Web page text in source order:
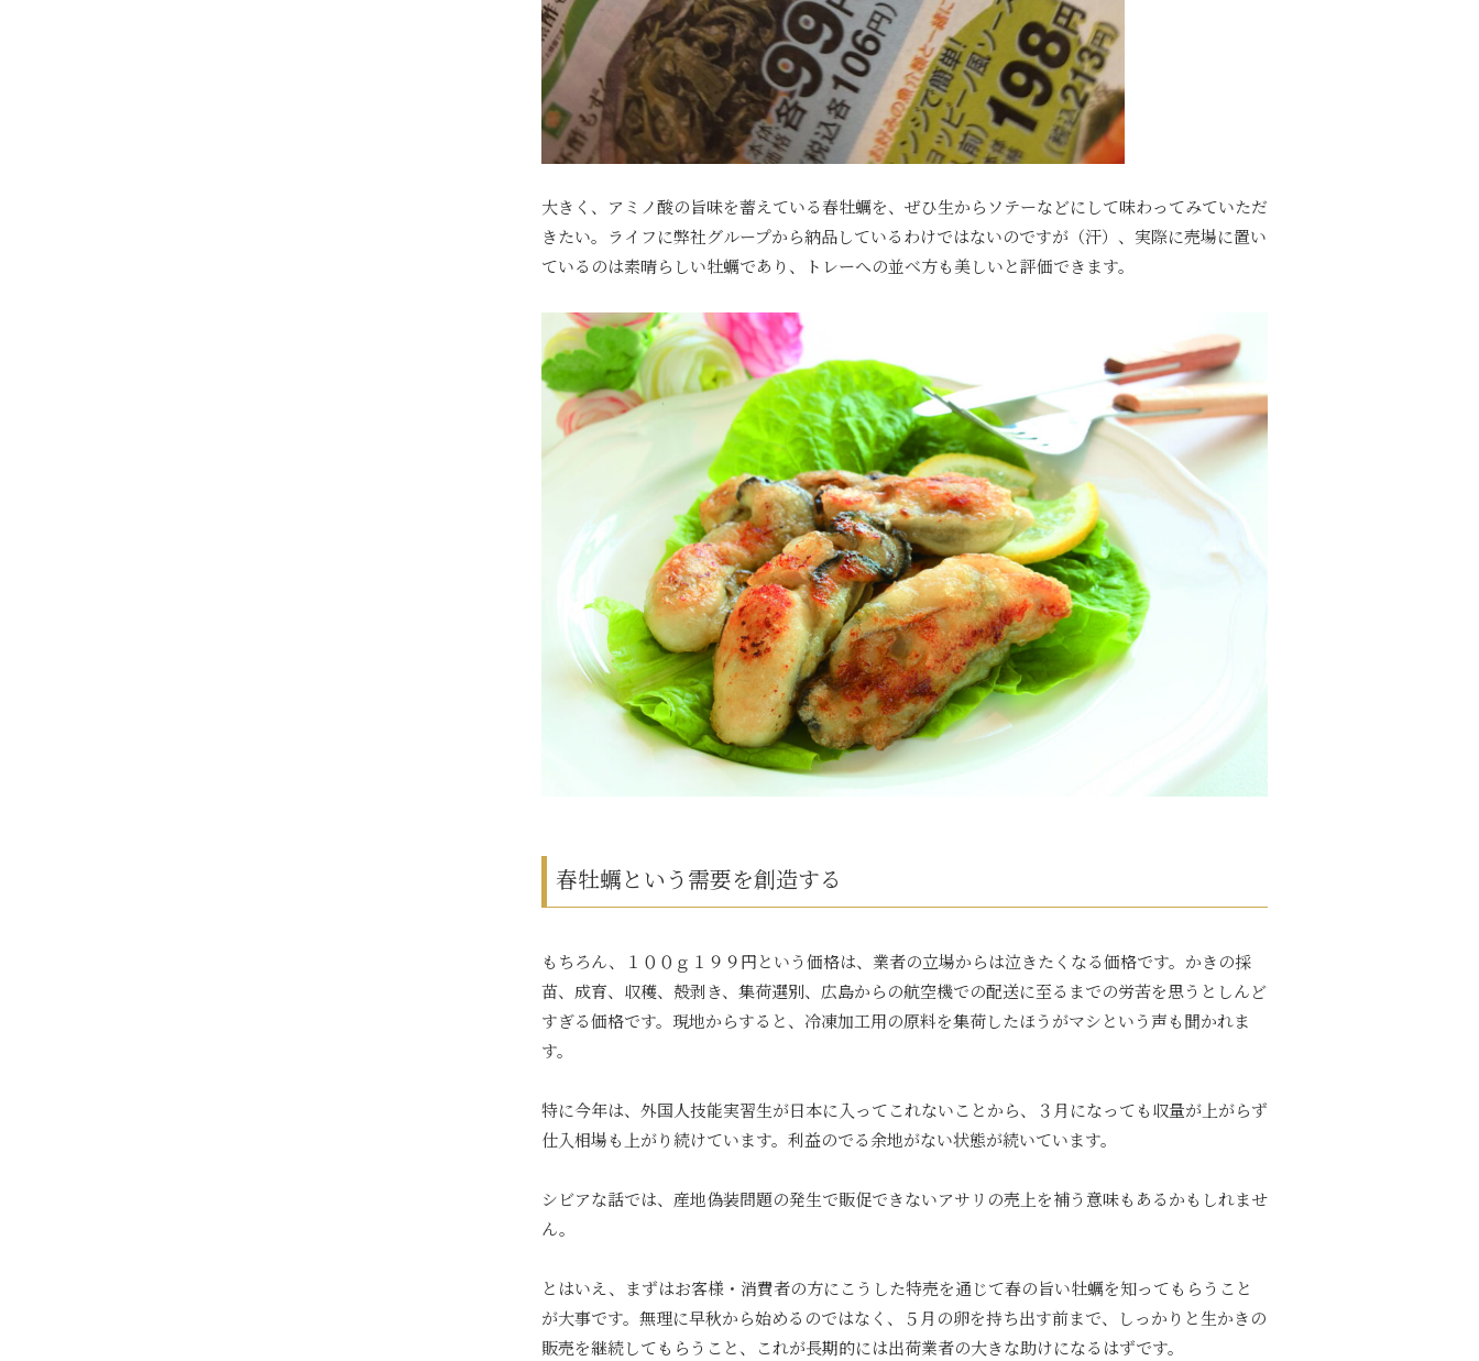
大きく、アミノ酸の旨味を蓄えている春牡蠣を、ぜひ生からソテーなどにして味わってみていただ
きたい。ライフに弊社グループから納品しているわけではないのですが（汗）、実際に売場に置い
ているのは素晴らしい牡蠣であり、トレーへの並べ方も美しいと評価できます。
春牡蠣という需要を創造する
もちろん、１００ｇ１９９円という価格は、業者の立場からは泣きたくなる価格です。かきの採
苗、成育、収穫、殻剥き、集荷選別、広島からの航空機での配送に至るまでの労苦を思うとしんど
すぎる価格です。現地からすると、冷凍加工用の原料を集荷したほうがマシという声も聞かれま
す。
特に今年は、外国人技能実習生が日本に入ってこれないことから、３月になっても収量が上がらず
仕入相場も上がり続けています。利益のでる余地がない状態が続いています。
シビアな話では、産地偽装問題の発生で販促できないアサリの売上を補う意味もあるかもしれませ
ん。
とはいえ、まずはお客様・消費者の方にこうした特売を通じて春の旨い牡蠣を知ってもらうこと
が大事です。無理に早秋から始めるのではなく、５月の卵を持ち出す前まで、しっかりと生かきの
販売を継続してもらうこと、これが長期的には出荷業者の大きな助けになるはずです。